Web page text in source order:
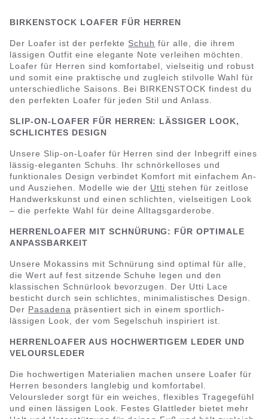
BIRKENSTOCK LOAFER FÜR HERREN
Der Loafer ist der perfekte Schuh für alle, die ihrem
lässigen Outfit eine elegante Note verleihen möchten.
Loafer für Herren sind komfortabel, vielseitig und robust
und somit eine praktische und zugleich stilvolle Wahl für
unterschiedliche Saisons. Bei BIRKENSTOCK findest du
den perfekten Loafer für jeden Stil und Anlass.
SLIP-ON-LOAFER FÜR HERREN: LÄSSIGER LOOK,
SCHLICHTES DESIGN
Unsere Slip-on-Loafer für Herren sind der Inbegriff eines
lässig-eleganten Schuhs. Ihr schnörkelloses und
funktionales Design verbindet Komfort mit einfachem An-
und Ausziehen. Modelle wie der Utti stehen für zeitlose
Handwerkskunst und einen schlichten, vielseitigen Look
– die perfekte Wahl für deine Alltagsgarderobe.
HERRENLOAFER MIT SCHNÜRUNG: FÜR OPTIMALE
ANPASSBARKEIT
Unsere Mokassins mit Schnürung sind optimal für alle,
die Wert auf fest sitzende Schuhe legen und den
klassischen Schnürlook bevorzugen. Der Utti Lace
besticht durch sein schlichtes, minimalistisches Design.
Der Pasadena präsentiert sich in einem sportlich-
lässigen Look, der vom Segelschuh inspiriert ist.
HERRENLOAFER AUS HOCHWERTIGEM LEDER UND
VELOURSLEDER
Die hochwertigen Materialien machen unsere Loafer für
Herren besonders langlebig und komfortabel.
Veloursleder sorgt für ein weiches, flexibles Tragegefühl
und einen lässigen Look. Festes Glattleder bietet mehr